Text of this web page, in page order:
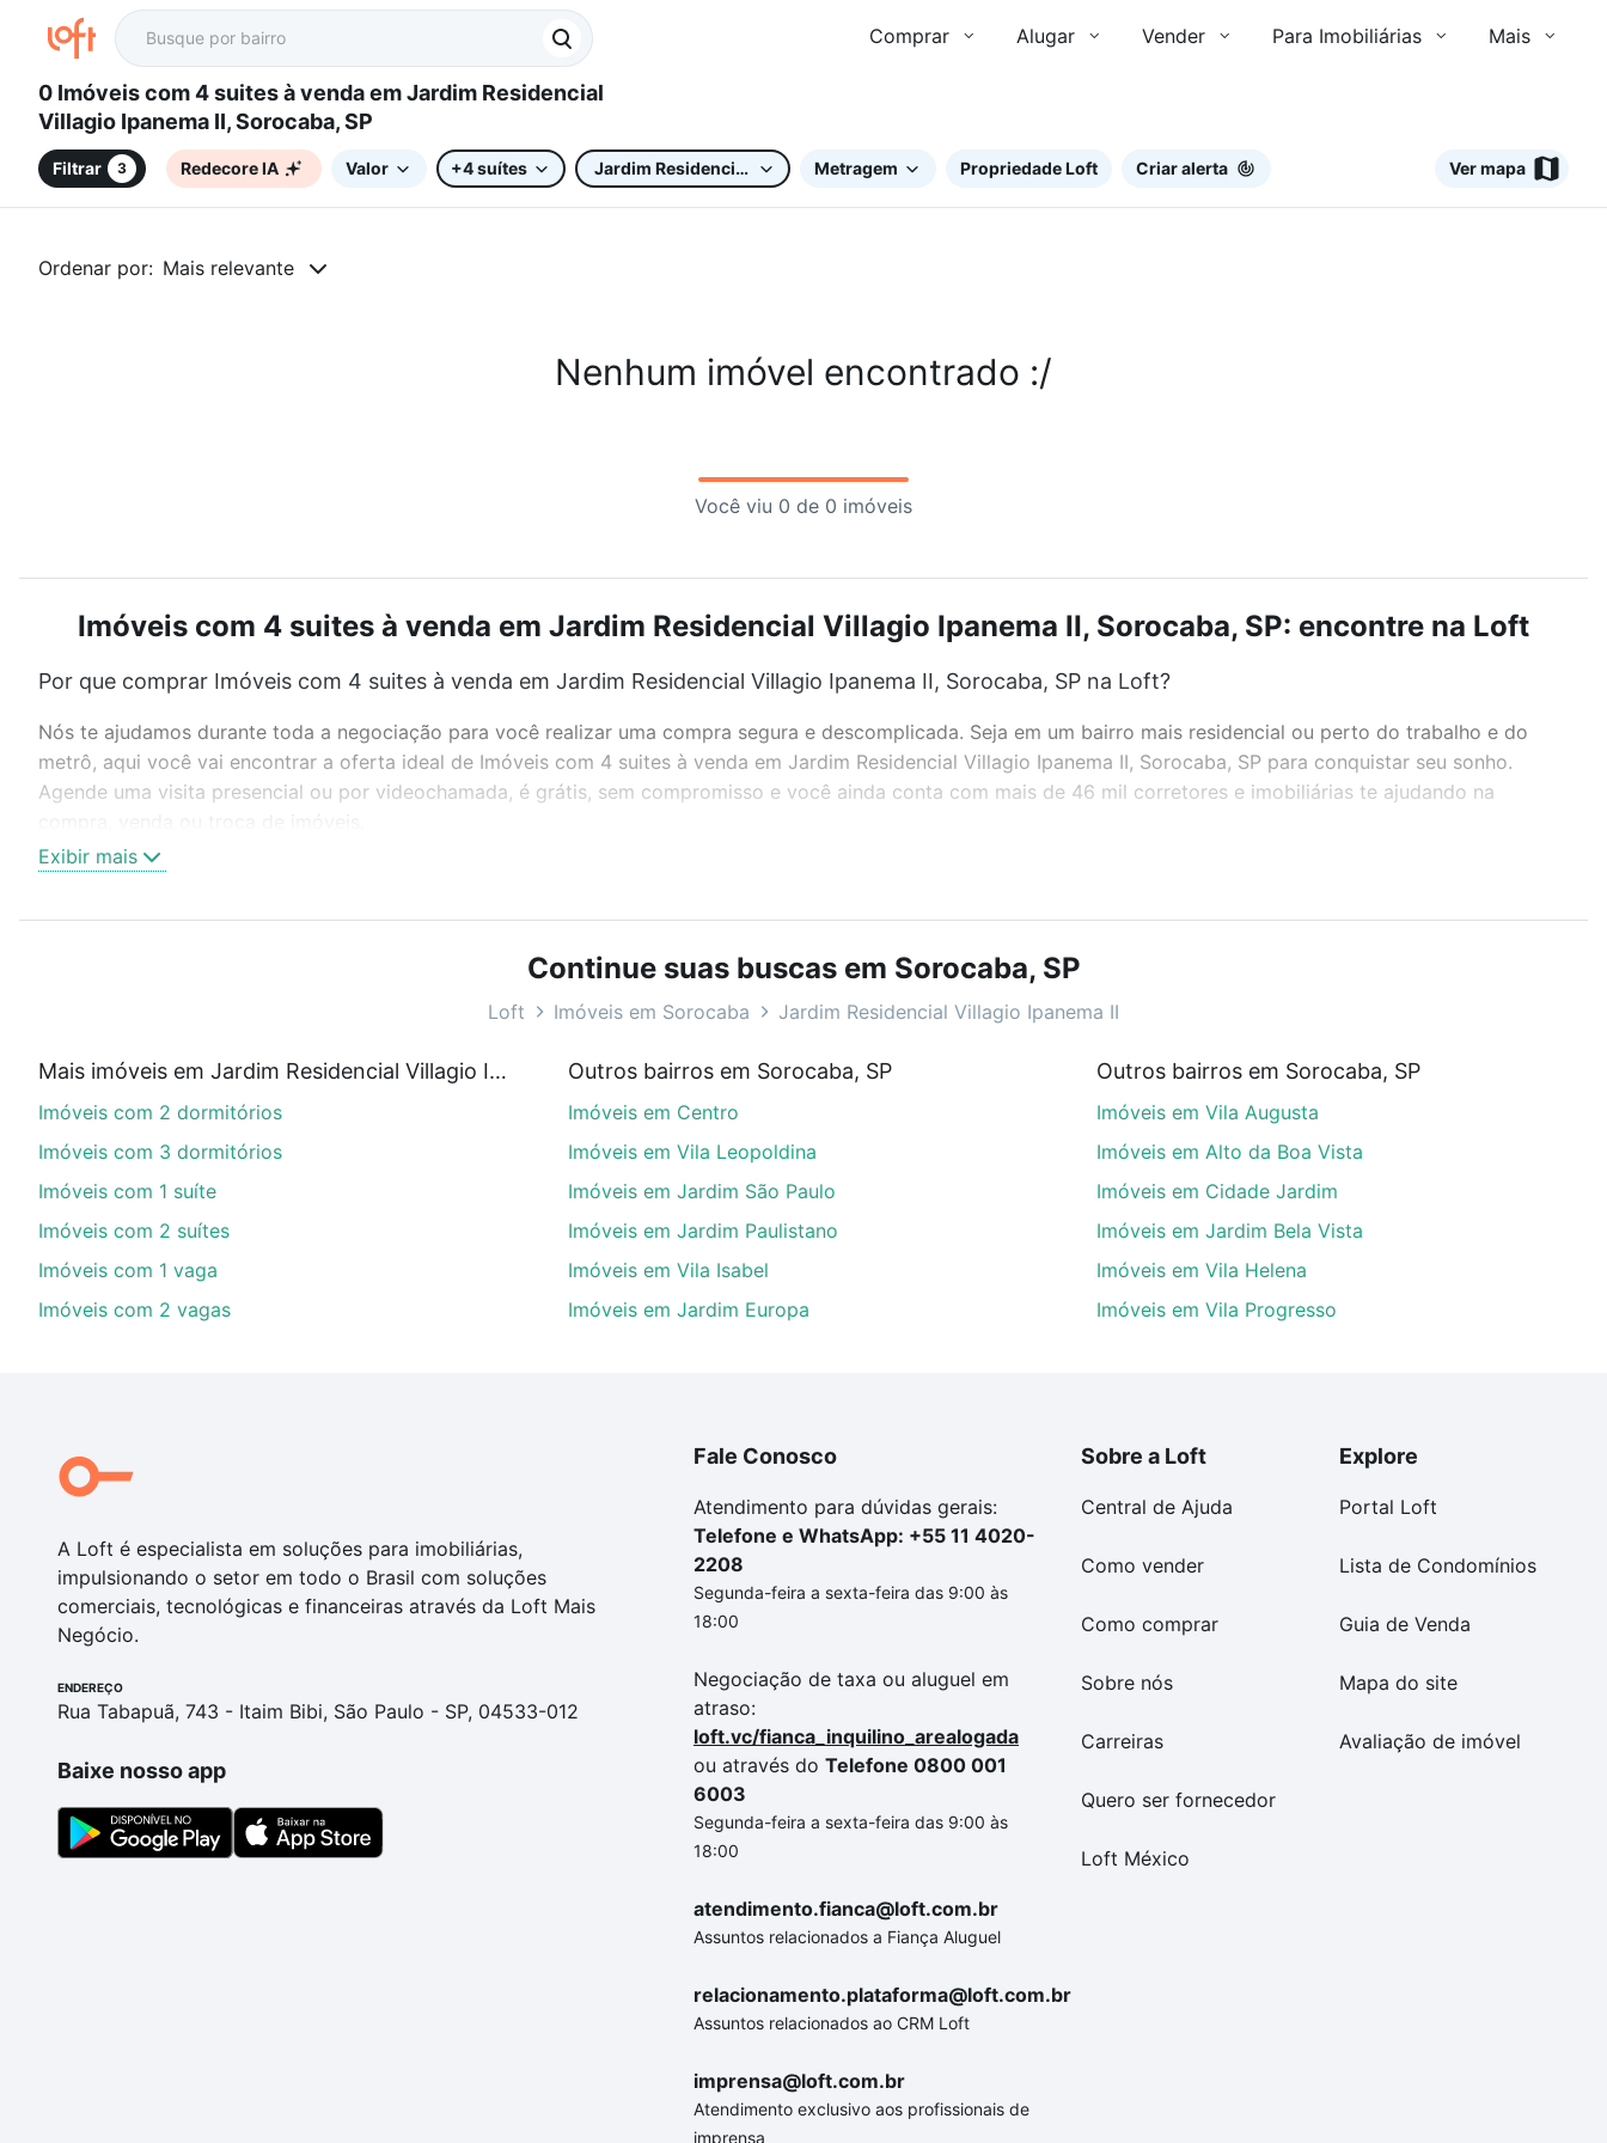
Comprar Alugar Vender Para Imobiliárias Mais
0 Imóveis com 4 suites à venda em Jardim Residencial
Villagio Ipanema II, Sorocaba, SP
Filtrar 3 Redecore IA Valor +4 suítes Jardim Residencial Villagio Ipanema II
Metragem Propriedade Loft Criar alerta Ver mapa
Ordenar por: Mais relevante
Nenhum imóvel encontrado :/
Você viu 0 de 0 imóveis
Imóveis com 4 suites à venda em Jardim Residencial Villagio Ipanema II, Sorocaba, SP: encontre na Loft
Por que comprar Imóveis com 4 suites à venda em Jardim Residencial Villagio Ipanema II, Sorocaba, SP na Loft?
Nós te ajudamos durante toda a negociação para você realizar uma compra segura e descomplicada. Seja em um bairro mais residencial ou perto do trabalho e do
metrô, aqui você vai encontrar a oferta ideal de Imóveis com 4 suites à venda em Jardim Residencial Villagio Ipanema II, Sorocaba, SP para conquistar seu sonho.
Agende uma visita presencial ou por videochamada, é grátis, sem compromisso e você ainda conta com mais de 46 mil corretores e imobiliárias te ajudando na
Como escolher um imóvel?
Use barra de busca no topo para pesquisar por ruas, bairros e até condomínios favoritos. Você também pode usar os filtros como quantidade de quartos, suítes, com
ou sem vaga de garagem para combinar perfeitamente com o preço, metragem e comodidades, como piscina, academia, salão de festas ou área verde e encontrar
Imóveis com 4 suites à venda em Jardim Residencial Villagio Ipanema II, Sorocaba, SP ideal para você na Loft.
Aqui na Loft temos a oferta ideal para você, com Imóveis com 4 suites à venda em Jardim Residencial Villagio Ipanema II, Sorocaba, SP que custam a partir de R$ 0 e
com nossas opções de financiamento imobiliário as parcelas podem se adequar ao seu orçamento. Se ainda tem alguma dúvida dos custos envolvidos no processo de
compra, veja em nosso portal
quanto custa comprar um apartamento e conte com a gente para comprar o imóvel dos seus sonhos com segurança e conforto. Loft,
Exibir mais
Continue suas buscas em Sorocaba, SP
Loft Imóveis em Sorocaba Jardim Residencial Villagio Ipanema II
Mais imóveis em Jardim Residencial Villagio Ipanema II
Imóveis com 2 dormitórios
Imóveis com 3 dormitórios
Imóveis com 1 suíte
Imóveis com 2 suítes
Imóveis com 1 vaga
Imóveis com 2 vagas
Outros bairros em Sorocaba, SP
Imóveis em Centro
Imóveis em Vila Leopoldina
Imóveis em Jardim São Paulo
Imóveis em Jardim Paulistano
Imóveis em Vila Isabel
Imóveis em Jardim Europa
Outros bairros em Sorocaba, SP
Imóveis em Vila Augusta
Imóveis em Alto da Boa Vista
Imóveis em Cidade Jardim
Imóveis em Jardim Bela Vista
Imóveis em Vila Helena
Imóveis em Vila Progresso
A Loft é especialista em soluções para imobiliárias,
impulsionando o setor em todo o Brasil com soluções
comerciais, tecnológicas e financeiras através da Loft Mais
Negócio.
ENDEREÇO
Rua Tabapuã, 743 - Itaim Bibi, São Paulo - SP, 04533-012
Baixe nosso app
Fale Conosco
Atendimento para dúvidas gerais:
Telefone e WhatsApp: +55 11 4020-
2208
Segunda-feira a sexta-feira das 9:00 às
18:00
Negociação de taxa ou aluguel em
atraso:
loft.vc/fianca_inquilino_arealogada
ou através do Telefone 0800 001
6003
Segunda-feira a sexta-feira das 9:00 às
18:00
atendimento.fianca@loft.com.br
Assuntos relacionados a Fiança Aluguel
relacionamento.plataforma@loft.com.br
Assuntos relacionados ao CRM Loft
imprensa@loft.com.br
Atendimento exclusivo aos profissionais de
imprensa
Sobre a Loft
Central de Ajuda
Como vender
Como comprar
Sobre nós
Carreiras
Quero ser fornecedor
Loft México
Explore
Portal Loft
Lista de Condomínios
Guia de Venda
Mapa do site
Avaliação de imóvel